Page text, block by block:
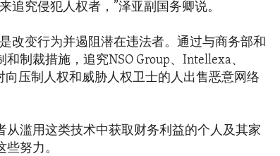
追究侵犯人权者，”泽亚副国务卿说。
改变行为并遏阻潜在违法者。通过与商务部和
制裁措施，追究NSO Group、Intellexa、
压制人权和威胁人权卫士的人出售恶意网络
滥用这类技术中获取财务利益的个人及其家
努力。